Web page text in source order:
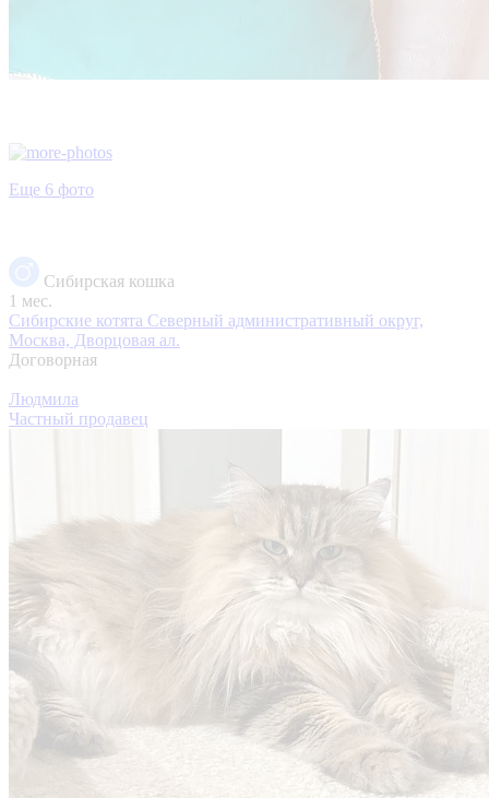
Еще 6 фото
Сибирская кошка
1 мес.
Сибирские котята Северный административный округ,
Москва, Дворцовая ал.
Договорная
Людмила
Частный продавец